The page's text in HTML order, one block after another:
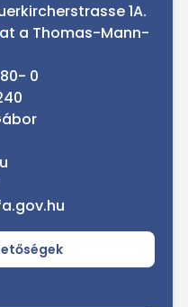
1A.
a Thomas-Mann-
0